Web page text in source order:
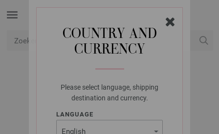
COUNTRY AND
CURRENCY
Please select language, shipping
destination and currency.
LANGUAGE
LANA GROSSA
MEILENWEIT 100G
COTTON BAMBOO